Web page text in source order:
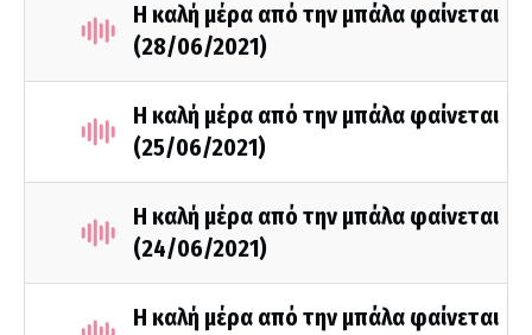
Η καλή μέρα από την μπάλα φαίνεται
(28/06/2021)
Η καλή μέρα από την μπάλα φαίνεται
(25/06/2021)
Η καλή μέρα από την μπάλα φαίνεται
(24/06/2021)
Η καλή μέρα από την μπάλα φαίνεται